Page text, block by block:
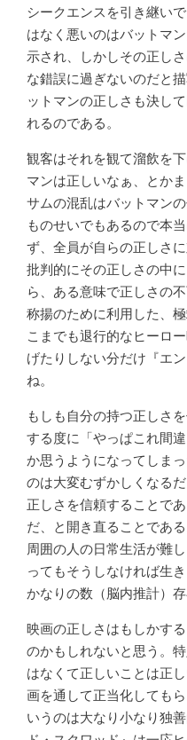
シークエンスを引き継い
はなく悪いのはバットマ
示され、しかしその正し
な錯誤に過ぎないのだと
ットマンの正しさも決し
れるのである。
観客はそれを観て溜飲を
マンは正しいなぁ、とか
サムの混乱はバットマン
ものせいでもあるので本
ず、全員が自らの正しさ
批判的にその正しさの中
ら、ある意味で正しさの
称揚のために利用した、
こまでも退行的なヒーロ
げたりしない分だけ『エ
ね。
もしも自分の持つ正しさ
する度に「やっぱこれ間
か思うようになってしま
のは大変むずかしくなる
正しさを信頼することで
だ、と開き直ることであ
周囲の人の日常生活が難
ってもそうしなければ生
かなりの数（脳内推計）
映画の正しさはもしかす
のかもしれないと思う。
はなくて正しいことは正
画を通して正当化しても
いうのは大なり小なり独